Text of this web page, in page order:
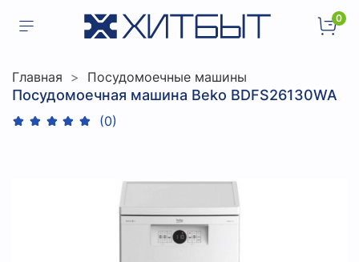
0
Главная Посудомоечные машины
Посудомоечная машина Beko BDFS26130WA
(0)